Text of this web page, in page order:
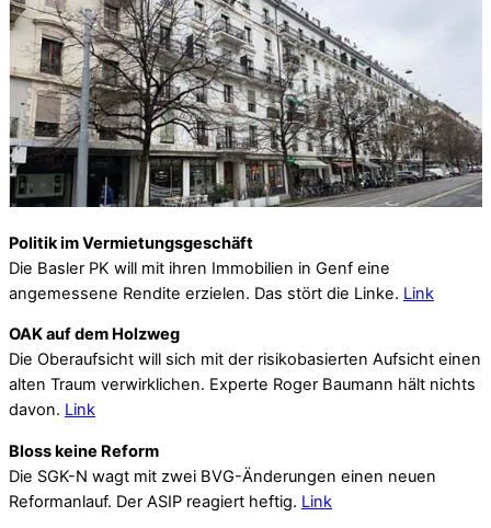
Politik im Vermietungsgeschäft
Die Basler PK will mit ihren Immobilien in Genf eine
angemessene Rendite erzielen. Das stört die Linke. Link
OAK auf dem Holzweg
Die Oberaufsicht will sich mit der risikobasierten Aufsicht einen
alten Traum verwirklichen. Experte Roger Baumann hält nichts
davon. Link
Bloss keine Reform
Die SGK-N wagt mit zwei BVG-Änderungen einen neuen
Reformanlauf. Der ASIP reagiert heftig. Link